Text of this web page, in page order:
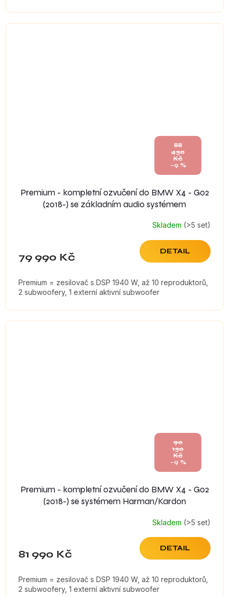
88
430
Kč
–9 %
Premium - kompletní ozvučení do BMW X4 - G02
(2018-) se základním audio systémem
Skladem (>5 set)
79 990 Kč DETAIL
Premium = zesilovač s DSP 1940 W, až 10 reproduktorů,
2 subwoofery, 1 externí aktivní subwoofer
90
130
Kč
–9 %
Premium - kompletní ozvučení do BMW X4 - G02
(2018-) se systémem Harman/Kardon
Skladem (>5 set)
81 990 Kč DETAIL
Premium = zesilovač s DSP 1940 W, až 10 reproduktorů,
2 subwoofery, 1 externí aktivní subwoofer